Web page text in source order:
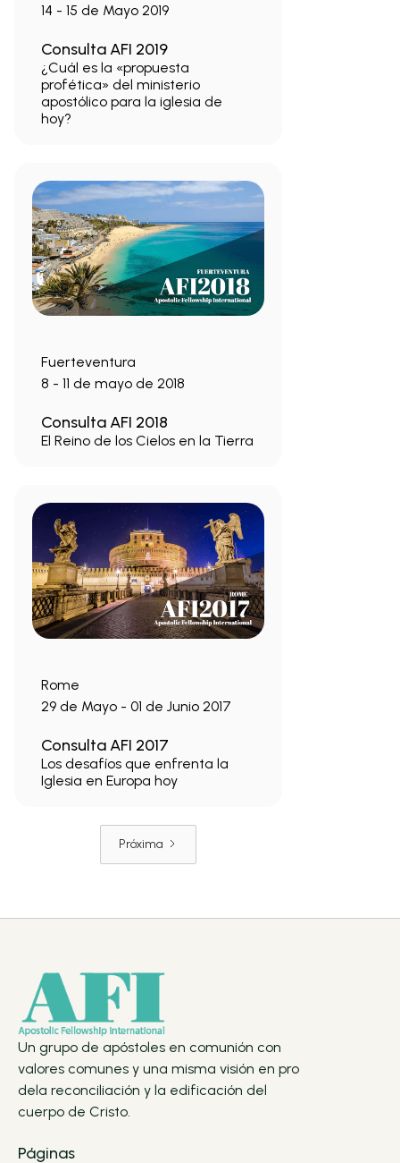
14 - 15 de Mayo 2019
Consulta AFI 2019
¿Cuál es la «propuesta
profética» del ministerio
apostólico para la iglesia de
hoy?
Fuerteventura
8 - 11 de mayo de 2018
Consulta AFI 2018
El Reino de los Cielos en la Tierra
Rome
29 de Mayo - 01 de Junio 2017
Consulta AFI 2017
Los desafíos que enfrenta la
Iglesia en Europa hoy
Próxima
Un grupo de apóstoles en comunión con
valores comunes y una misma visión en pro
dela reconciliación y la edificación del
cuerpo de Cristo.
Páginas